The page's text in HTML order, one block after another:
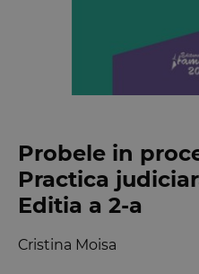
Probele in
Practica
Editia a 2-a
Cristina Moisa